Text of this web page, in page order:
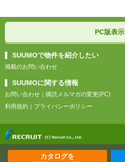
カタログを
PC版表示
SUUMOで物件を紹介したい
掲載のお問い合わせ
SUUMOに関する情報
お問い合わせ
購読メルマガの変更(PC)
利用規約
プライバシーポリシー